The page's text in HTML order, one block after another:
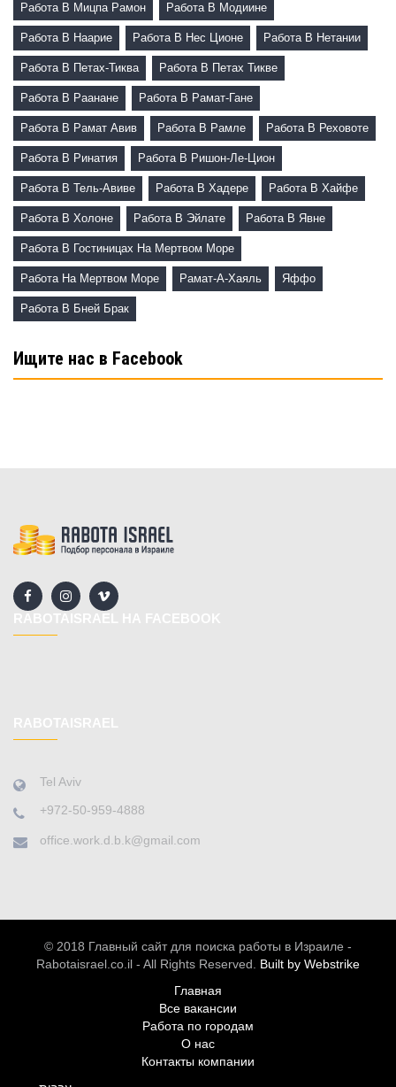
Работа В Мицпа Рамон Работа В Модиине
Работа В Наарие Работа В Нес Ционе Работа В Нетании
Работа В Петах-Тиква Работа В Петах Тикве
Работа В Раанане Работа В Рамат-Гане
Работа В Рамат Авив Работа В Рамле Работа В Реховоте
Работа В Ринатия Работа В Ришон-Ле-Цион
Работа В Тель-Авиве Работа В Хадере Работа В Хайфе
Работа В Холоне Работа В Эйлате Работа В Явне
Работа В Гостиницах На Мертвом Море
Работа На Мертвом Море Рамат-А-Хаяль Яффо
Работа В Бней Брак
Ищите нас в Facebook
Tel Aviv
+972-50-959-4888
office.work.d.b.k@gmail.com
© 2018 Главный сайт для поиска работы в Израиле -
Rabotaisrael.co.il - All Rights Reserved. Built by Webstrike
Главная
Все вакансии
Работа по городам
О нас
Контакты компании